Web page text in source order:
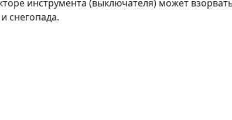
инструмента (выключателя) может
снегопада.